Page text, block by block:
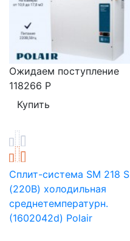
Ожидаем поступление
118266 Р
Сплит-система SM 218 S
(220В) холодильная
среднетемпературн.
(1602042d) Polair